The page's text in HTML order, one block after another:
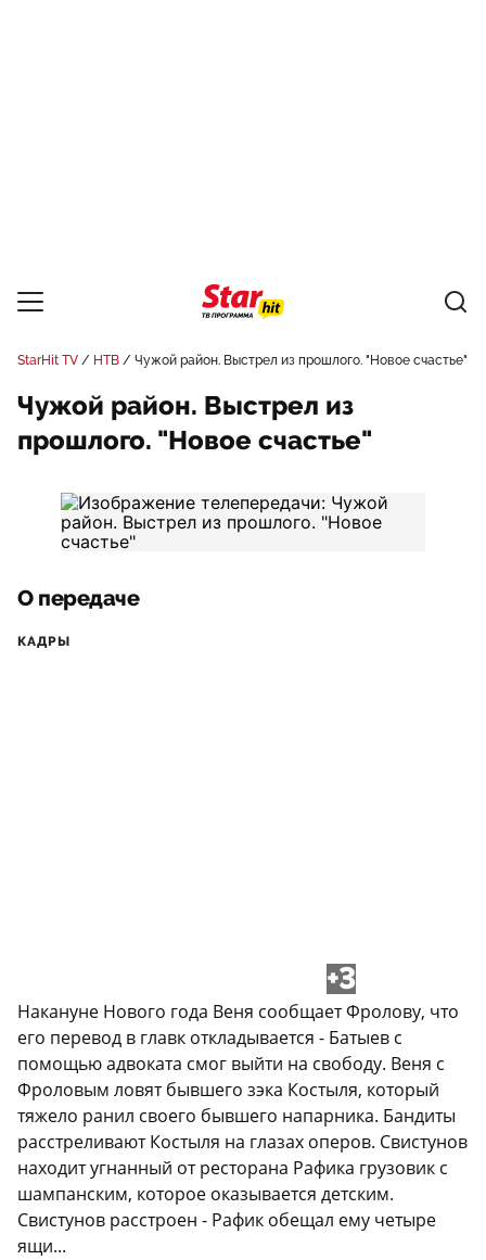
StarHit TV НТВ Чужой район. Выстрел из прошлого. "Новое счастье"
Чужой район. Выстрел из
прошлого. "Новое счастье"
О передаче
КАДРЫ
+3
Накануне Нового года Веня сообщает Фролову, что
его перевод в главк откладывается - Батыев с
помощью адвоката смог выйти на свободу. Веня с
Фроловым ловят бывшего зэка Костыля, который
тяжело ранил своего бывшего напарника. Бандиты
расстреливают Костыля на глазах оперов. Свистунов
находит угнанный от ресторана Рафика грузовик с
шампанским, которое оказывается детским.
Свистунов расстроен - Рафик обещал ему четыре
ящи...